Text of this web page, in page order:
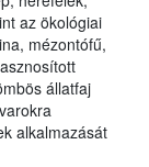
az ökológiai
mézontófű,
állatfaj
alkalmazását